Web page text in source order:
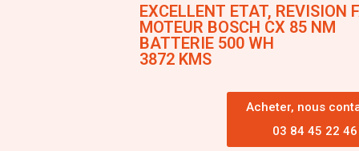
EXCELLENT ETAT, REVISION
MOTEUR BOSCH CX 85 NM
BATTERIE 500 WH
3872 KMS
Acheter, nous
03 84 45 22 46